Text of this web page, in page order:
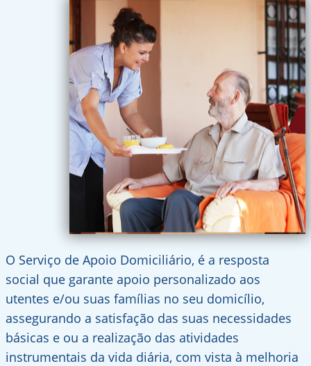
O Serviço de Apoio Domiciliário, é a resposta
social que garante apoio personalizado aos
utentes e/ou suas famílias no seu domicílio,
assegurando a satisfação das suas necessidades
básicas e ou a realização das atividades
instrumentais da vida diária, com vista à melhoria